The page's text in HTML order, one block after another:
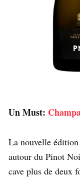
Un Must:
La nouvelle
autour du Pinot
cave plus de deux